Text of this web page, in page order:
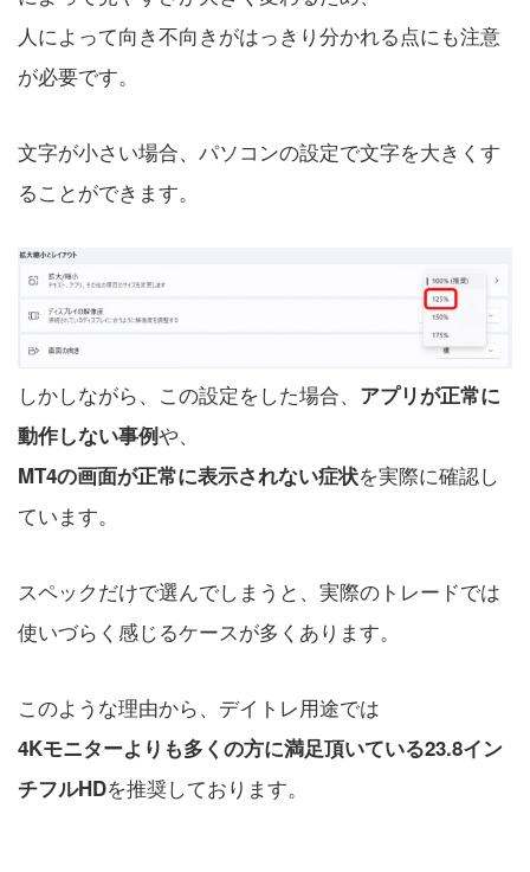
人によって向き不向きがはっきり分かれる点にも注意
が必要です。
文字が小さい場合、パソコンの設定で文字を大きくす
ることができます。
しかしながら、この設定をした場合、 アプリが正常に
動作しない事例や、
MT4の画面が正常に表示されない症状を実際に確認し
ています。
スペックだけで選んでしまうと、実際のトレードでは
使いづらく感じるケースが多くあります。
このような理由から、デイトレ用途では
4Kモニターよりも多くの方に満足頂いている23.8イン
チフルHDを推奨しております。